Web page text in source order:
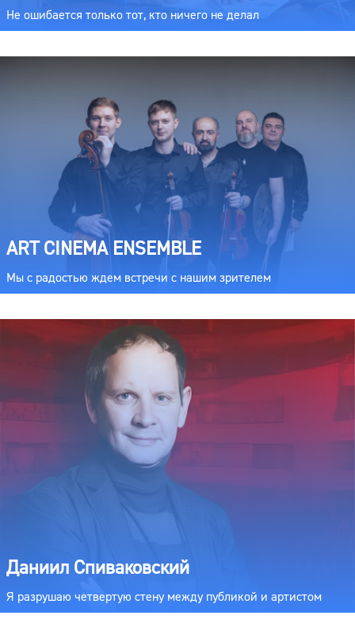
Не ошибается только тот, кто ничего не делал
ART CINEMA ENSEMBLE
Мы с радостью ждем встречи с нашим зрителем
Даниил Спиваковский
Я разрушаю четвертую стену между публикой и артистом